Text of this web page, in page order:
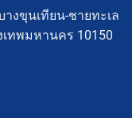
งขุนเทียน-ชายทะเล
ทพมหานคร 10150